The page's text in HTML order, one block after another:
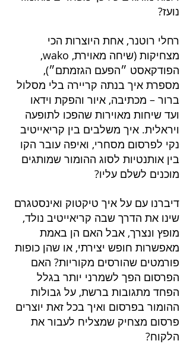
נועז?
רחלי רוטנר, אחת היוצרות הכי
מצחיקות (שיחה מאוירת, wako,
הפודקאסט ״הפעם הגזמתם״),
מספרת איך בנתה קריירה בלי מסלול
ברור – מכתיבה, איור והפקת וידאו
ועד שיחות מאוירות שהפכו לתופעה
ויראלית. איך משלבים בין קריאייטיב
נקי לפרסום מסחרי, ואיפה עובר הקו
בין אותנטיות לסוג ההומור שמותגים
מוכנים לשלם עליו?
דיברנו עם על איך טיקטוק ואינסטגרם
שינו את הדרך שבה קריאייטיב נולד,
מופץ ונצרך, אבל האם הן באמת
מאפשרות חופש יצירתי, או שהן כופות
פורמטים שהורסים מקוריות? האם
הפרסום הפך לשמרני יותר בגלל
הפחד מתגובות ברשת, על גבולות
ההומור בפרסום ואיך בכל זאת יוצרים
פרסום מצחיק שמצליח לעבור את
הלקוח?